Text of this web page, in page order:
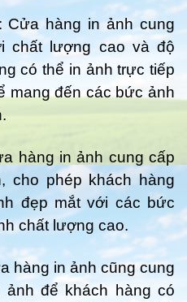
Cửa hàng in ảnh cung
chất lượng cao và độ
có thể in ảnh trực tiếp
mang đến các bức ảnh
hàng in ảnh cung cấp
cho phép khách hàng
đẹp mắt với các bức
chất lượng cao.
hàng in ảnh cũng cung
để khách hàng có